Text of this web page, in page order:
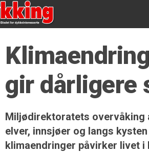
gir dårligere
Miljødirektoratets overvåking
elver, innsjøer og langs
klimaendringer påvirker livet i